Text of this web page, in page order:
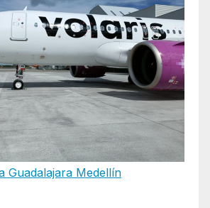
Guadalajara Medellín